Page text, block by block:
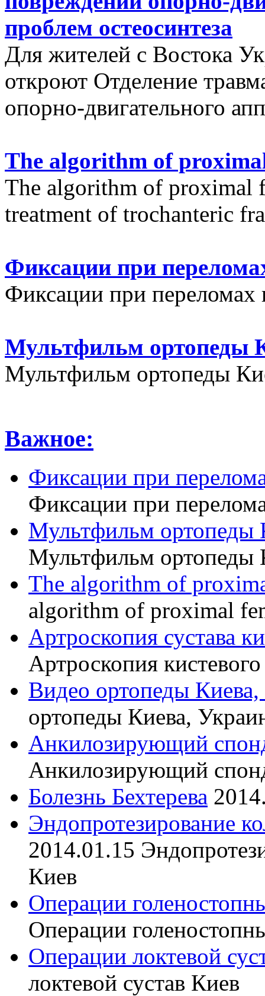
проблем остеосинтеза
Для жителей с Востока
откроют Отделение
опорно-двигательного
The algorithm of
The algorithm of proximal
treatment of trochanteric
Фиксации при
Фиксации при переломах
Мультфильм ортопеды
Мультфильм ортопеды
Важное:
Фиксации при
Фиксации при
Мультфильм ортопеды
Мультфильм ортопеды
The algorithm of
algorithm of proximal
Артроскопия сустава
Артроскопия
Видео ортопеды
ортопеды Киева,
Анкилозирующий
Анкилозирующий
Болезнь Бехтерева
Эндопротезирование
2014.01.15
Киев
Операции
Операции
Операции локтевой
локтевой сустав Киев